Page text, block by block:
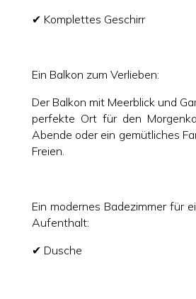
✔ Komplettes Geschirr
Ein Balkon zum Verlieben:
Der Balkon mit Meerblick und
perfekte Ort für den
Abende oder ein gemütliches
Freien.
Ein modernes Badezimmer für
Aufenthalt:
✔ Dusche